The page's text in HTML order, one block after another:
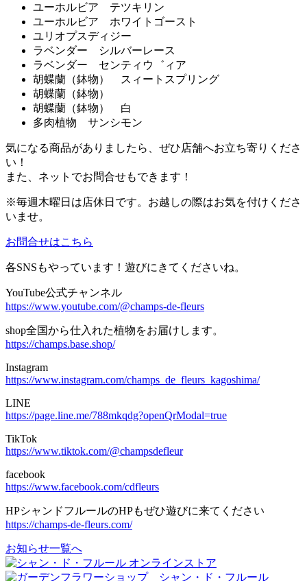
ユーホルビア テツキリン
ユーホルビア ホワイトゴースト
ユリオプスディジー
ラベンダー シルバーレース
ラベンダー センティウ゛ィア
胡蝶蘭（鉢物） スィートスプリング
胡蝶蘭（鉢物）
胡蝶蘭（鉢物） 白
多肉植物 サンシモン
気になる商品がありましたら、ぜひ店舗へお立ち寄りくださ
い！
また、ネットでお問合せもできます！
※毎週木曜日は店休日です。お越しの際はお気を付けくださ
いませ。
お問合せはこちら
各SNSもやっています！遊びにきてくださいね。
YouTube公式チャンネル
https://www.youtube.com/@champs-de-fleurs
shop全国から仕入れた植物をお届けします。
https://champs.base.shop/
Instagram
https://www.instagram.com/champs_de_fleurs_kagoshima/
LINE
https://page.line.me/788mkqdg?openQrModal=true
TikTok
https://www.tiktok.com/@champsdefleur
facebook
https://www.facebook.com/cdfleurs
HPシャンドフルールのHPもぜひ遊びに来てください
https://champs-de-fleurs.com/
お知らせ一覧へ